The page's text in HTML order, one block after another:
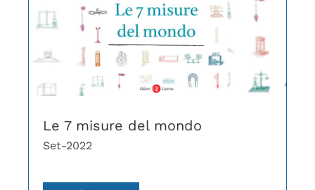
Le 7 misure del mondo
Set-2022